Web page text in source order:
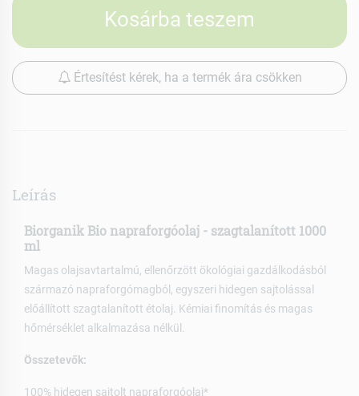
Kosárba teszem
Értesítést kérek, ha a termék ára csökken
Leírás
Biorganik Bio napraforgóolaj - szagtalanított 1000
ml
Magas olajsavtartalmú, ellenőrzött ökológiai gazdálkodásból
származó napraforgómagból, egyszeri hidegen sajtolással
előállított szagtalanított étolaj. Kémiai finomítás és magas
hőmérséklet alkalmazása nélkül.
Összetevők:
100% hidegen sajtolt napraforgóolaj*